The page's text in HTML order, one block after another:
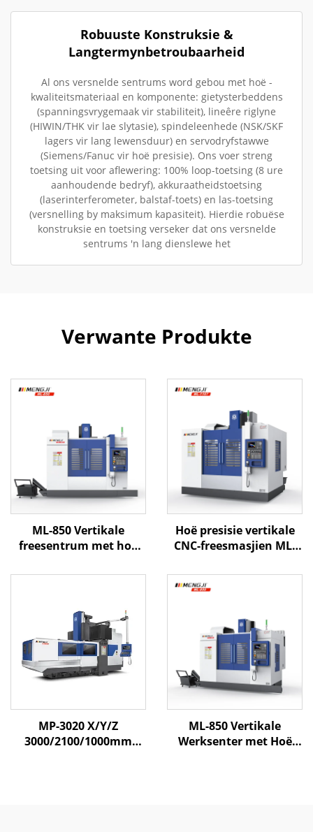
Robuuste Konstruksie &
Langtermynbetroubaarheid
Al ons versnelde sentrums word gebou met hoë -
kwaliteitsmateriaal en komponente: gietysterbeddens
(spanningsvrygemaak vir stabiliteit), lineêre riglyne
(HIWIN/THK vir lae slytasie), spindeleenhede (NSK/SKF
lagers vir lang lewensduur) en servodryfstawwe
(Siemens/Fanuc vir hoë presisie). Ons voer streng
toetsing uit voor aflewering: 100% loop-toetsing (8 ure
aanhoudende bedryf), akkuraatheidstoetsing
(laserinterferometer, balstaf-toets) en las-toetsing
(versnelling by maksimum kapasiteit). Hierdie robuëse
konstruksie en toetsing verseker dat ons versnelde
sentrums 'n lang dienslewe het
Verwante Produkte
ML-850 Vertikale
freesentrum met hoë
3-as CNC-beheer vir
metaalbewerking
Hoë presisie vertikale
CNC-freesmasjien ML-
raam, lineêre gidsbaan
en ATC-stelsel vir
MP-3020 X/Y/Z
3000/2100/1000mm
ML-850 Vertikale
Werksenter met Hoë